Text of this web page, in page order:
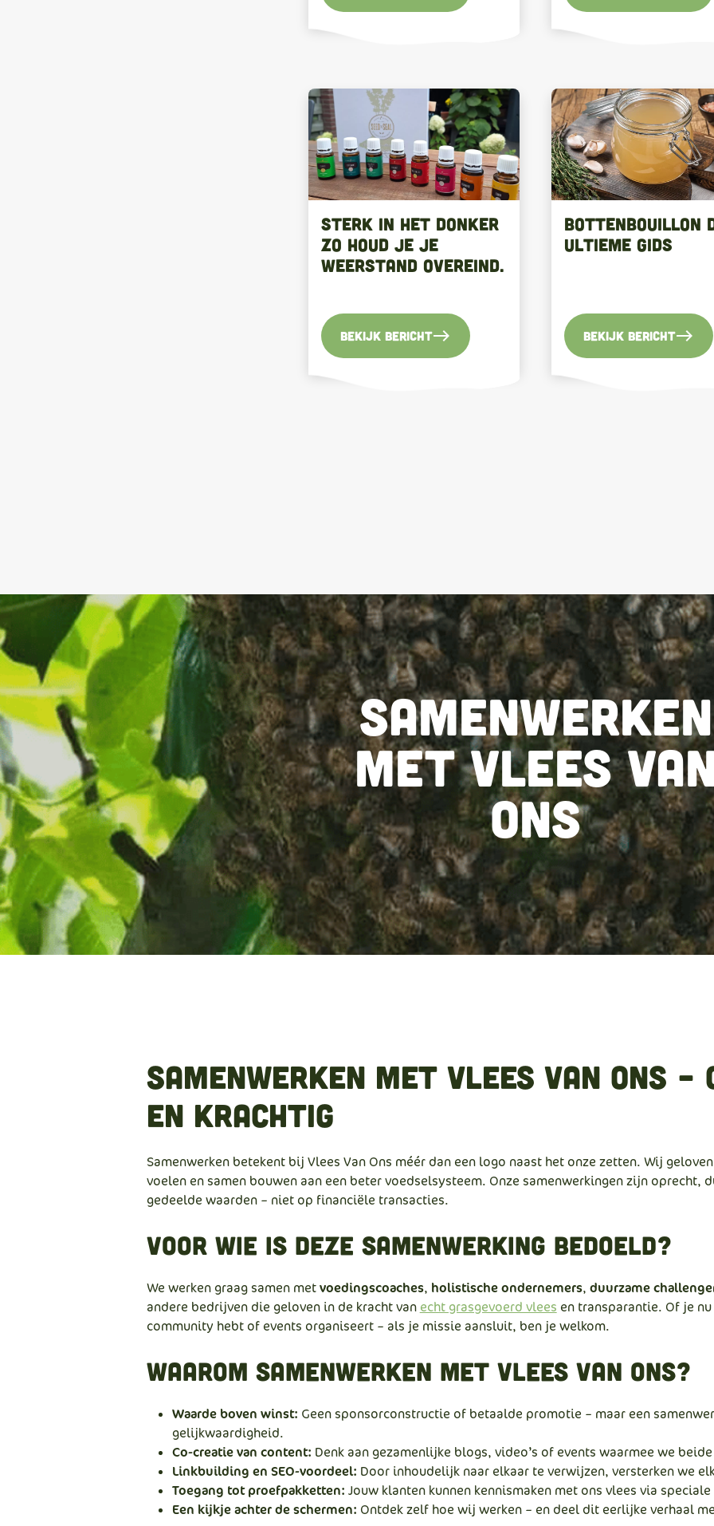
Sterk in het donker
zo houd je je
weerstand overeind.
Bekijk berichteast
Bottenbouillon
Ultieme Gids
Bekijk berichteast
Samenwerken
met Vlees
Ons
Samenwerken met Vlees Van Ons
en krachtig
Samenwerken betekent bij Vlees Van Ons méér dan een logo naast het onze zetten. Wij
voelen en samen bouwen aan een beter voedselsysteem. Onze samenwerkingen zijn oprecht,
gedeelde waarden – niet op financiële transacties.
Voor wie is deze samenwerking bedoeld?
We werken graag samen metvoedingscoaches, holistische ondernemers, duurzame
andere bedrijven die geloven in de kracht van echt grasgevoerd vlees en transparantie. Of je
community hebt of events organiseert – als je missie aansluit, ben je welkom.
Waarom samenwerken met Vlees Van Ons?
Waarde boven winst: Geen sponsorconstructie of betaalde promotie – maar een
gelijkwaardigheid.
Co-creatie van content: Denk aan gezamenlijke blogs, video’s of events waarmee we
Linkbuilding en SEO-voordeel: Door inhoudelijk naar elkaar te verwijzen, versterken we
Toegang tot proefpakketten: Jouw klanten kunnen kennismaken met ons vlees via
Een kijkje achter de schermen: Ontdek zelf hoe wij werken – en deel dit eerlijke verhaal